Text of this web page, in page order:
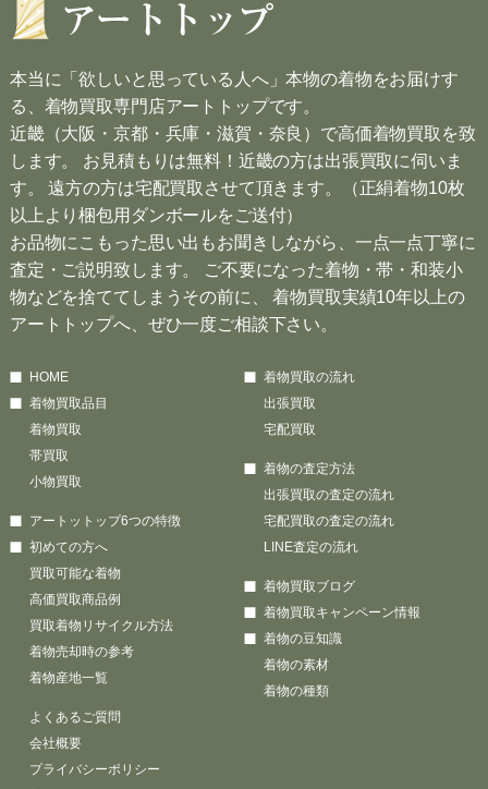
本当に「欲しいと思っている人へ」本物の着物をお届けす
る、着物買取専門店アートトップです。
近畿（大阪・京都・兵庫・滋賀・奈良）で高価着物買取を致
します。 お見積もりは無料！近畿の方は出張買取に伺いま
す。 遠方の方は宅配買取させて頂きます。（正絹着物10枚
以上より梱包用ダンボールをご送付）
お品物にこもった思い出もお聞きしながら、一点一点丁寧に
査定・ご説明致します。 ご不要になった着物・帯・和装小
物などを捨ててしまうその前に、 着物買取実績10年以上の
アートトップへ、ぜひ一度ご相談下さい。
HOME
着物買取品目
着物買取
帯買取
小物買取
アートットップ6つの特徴
初めての方へ
買取可能な着物
高価買取商品例
買取着物リサイクル方法
着物売却時の参考
着物産地一覧
着物買取の流れ
出張買取
宅配買取
着物の査定方法
出張買取の査定の流れ
宅配買取の査定の流れ
LINE査定の流れ
着物買取ブログ
着物買取キャンペーン情報
着物の豆知識
着物の素材
着物の種類
よくあるご質問
会社概要
プライバシーポリシー